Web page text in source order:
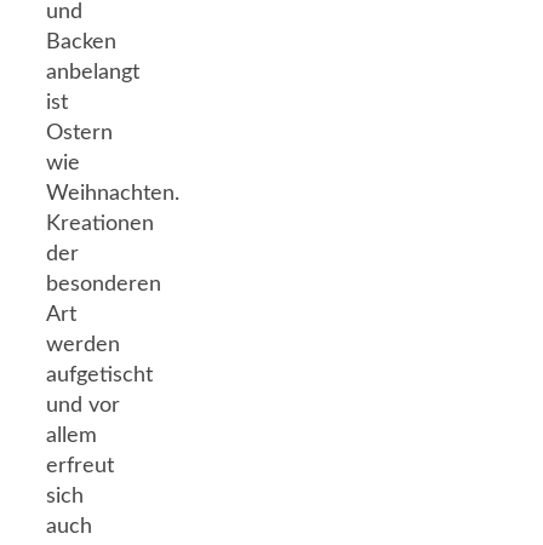
und
Backen
anbelangt
ist
Ostern
wie
Weihnachten.
Kreationen
der
besonderen
Art
werden
aufgetischt
und vor
allem
erfreut
sich
auch